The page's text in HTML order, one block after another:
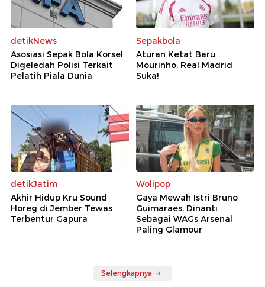
detikNews
Asosiasi Sepak Bola Korsel
Digeledah Polisi Terkait
Pelatih Piala Dunia
Sepakbola
Aturan Ketat Baru
Mourinho, Real Madrid
Suka!
detikJatim
Akhir Hidup Kru Sound
Horeg di Jember Tewas
Terbentur Gapura
Wolipop
Gaya Mewah Istri Bruno
Guimaraes, Dinanti
Sebagai WAGs Arsenal
Paling Glamour
Selengkapnya